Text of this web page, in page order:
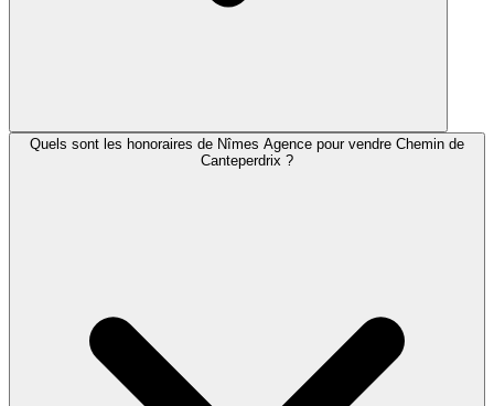
Quels sont les honoraires de Nîmes Agence pour vendre Chemin de
Canteperdrix ?